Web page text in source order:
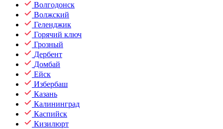
Волгодонск
Волжский
Геленджик
Горячий ключ
Грозный
Дербент
Домбай
Ейск
Избербаш
Казань
Калининград
Каспийск
Кизилюрт